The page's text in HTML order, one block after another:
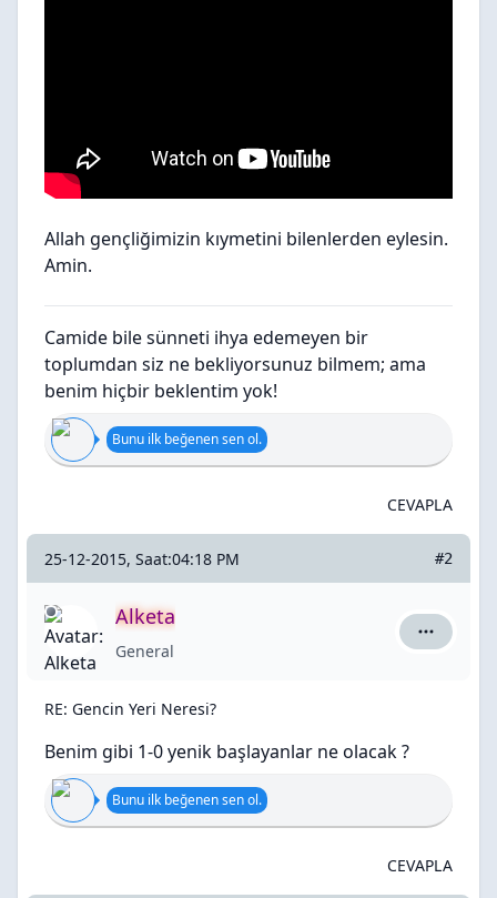
Allah gençliğimizin kıymetini bilenlerden eylesin.
Amin.
Camide bile sünneti ihya edemeyen bir
toplumdan siz ne bekliyorsunuz bilmem; ama
benim hiçbir beklentim yok!
Bunu ilk beğenen sen ol.
CEVAPLA
25-12-2015, Saat:04:18 PM #2
Alketa
General Alketa
RE: Gencin Yeri Neresi?
Benim gibi 1-0 yenik başlayanlar ne olacak ?
Bunu ilk beğenen sen ol.
CEVAPLA